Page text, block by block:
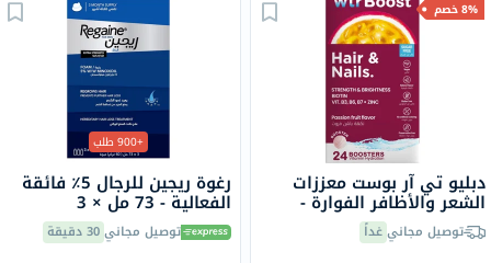
8% خصم
دبليو تي آر بوست معززات
الشعر والأظافر الفوارة -
بنكهة فاكهة العاطفة حزمة
من 24توصيل مجانيغداً
+900 طلب
رغوة ريجين للرجال 5٪ فائقة
الفعالية - 73 مل × 3
توصيل مجاني30 دقيقة